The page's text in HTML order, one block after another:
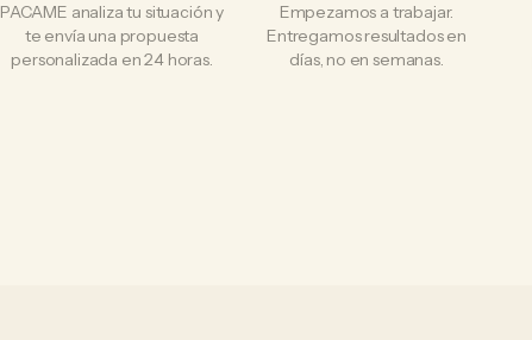
PACAME analiza tu situación y
te envía una propuesta
personalizada en 24 horas.
Empezamos a trabajar.
Entregamos resultados en
días, no en semanas.